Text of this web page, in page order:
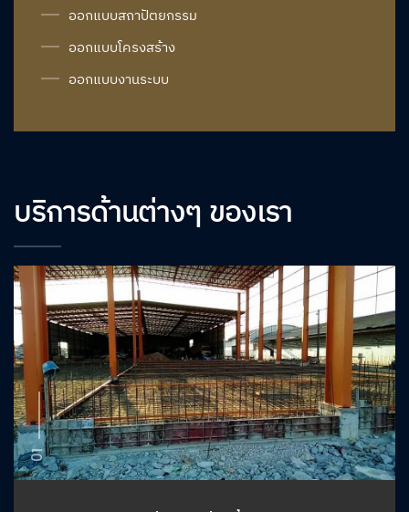
ออกแบบสถาปัตยกรรม
ออกแบบโครงสร้าง
ออกแบบงานระบบ
บริการด้านต่างๆ ของเรา
01